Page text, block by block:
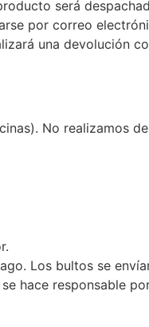
será
por correo
una devolución
No realizamos
Los bultos se
hace responsable